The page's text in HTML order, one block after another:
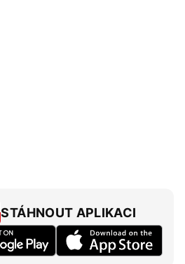
STÁHNOUT APLIKACI